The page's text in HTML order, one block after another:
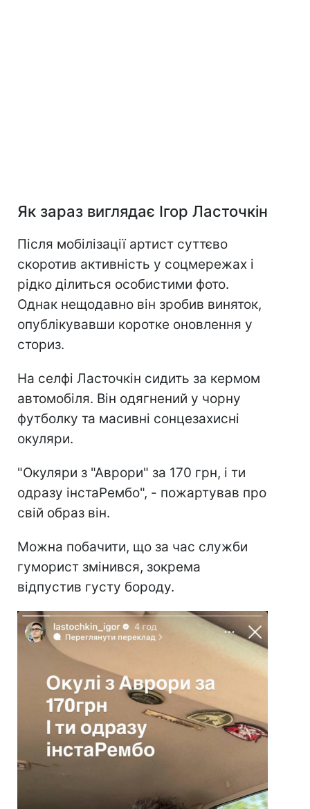
Як зараз виглядає Ігор Ласточкін
Після мобілізації артист суттєво
скоротив активність у соцмережах і
рідко ділиться особистими фото.
Однак нещодавно він зробив виняток,
опублікувавши коротке оновлення у
сториз.
На селфі Ласточкін сидить за кермом
автомобіля. Він одягнений у чорну
футболку та масивні сонцезахисні
окуляри.
"Окуляри з "Аврори" за 170 грн, і ти
одразу інстаРембо", - пожартував про
свій образ він.
Можна побачити, що за час служби
гуморист змінився, зокрема
відпустив густу бороду.